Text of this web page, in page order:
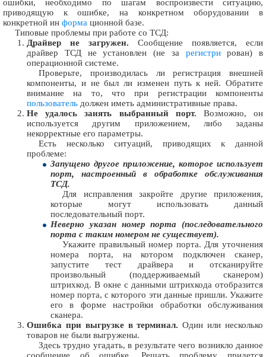
ошибки, необходимо по шагам воспроизвести ситуацию,
приводящую к ошибке, на конкретном оборудовании в
конкретной ин форма ционной базе.
Типовые проблемы при работе со ТСД:
Драйвер не загружен. Сообщение появляется, если
драйвер ТСД не установлен (не за регистрирован) в
операционной системе.
Проверьте, производилась ли регистрация внешней
компоненты, и не был ли изменен путь к ней. Обратите
внимание на то, что при регистрации компоненты
пользователь должен иметь административные права.
Не удалось занять выбранный порт. Возможно, он
используется другим приложением, либо заданы
некорректные его параметры.
Есть несколько ситуаций, приводящих к данной
проблеме:
Запущено другое приложение, которое использует
порт, настроенный в обработке обслуживания
ТСД.
Для исправления закройте другие приложения,
которые могут использовать данный
последовательный порт.
Неверно указан номер порта (последовательного
порта с таким номером не существует).
Укажите правильный номер порта. Для уточнения
номера порта, на котором подключен сканер,
запустите тест драйвера и отсканируйте
произвольный (поддерживаемый сканером)
штрихкод. В окне с данными штрихкода отобразится
номер порта, с которого эти данные пришли. Укажите
его в форме настройки обработки обслуживания
сканера.
Ошибка при выгрузке в терминал. Один или несколько
товаров не были выгружены.
Здесь трудно угадать, в результате чего возникло данное